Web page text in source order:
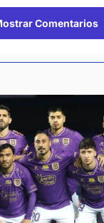
Comentarios